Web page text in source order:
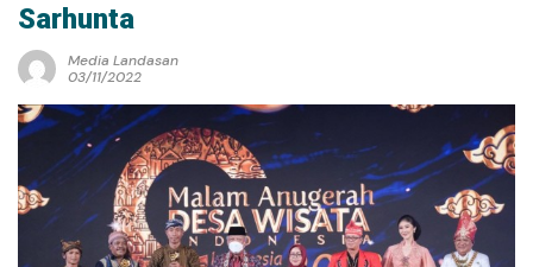
Sarhunta
Media Landasan
03/11/2022